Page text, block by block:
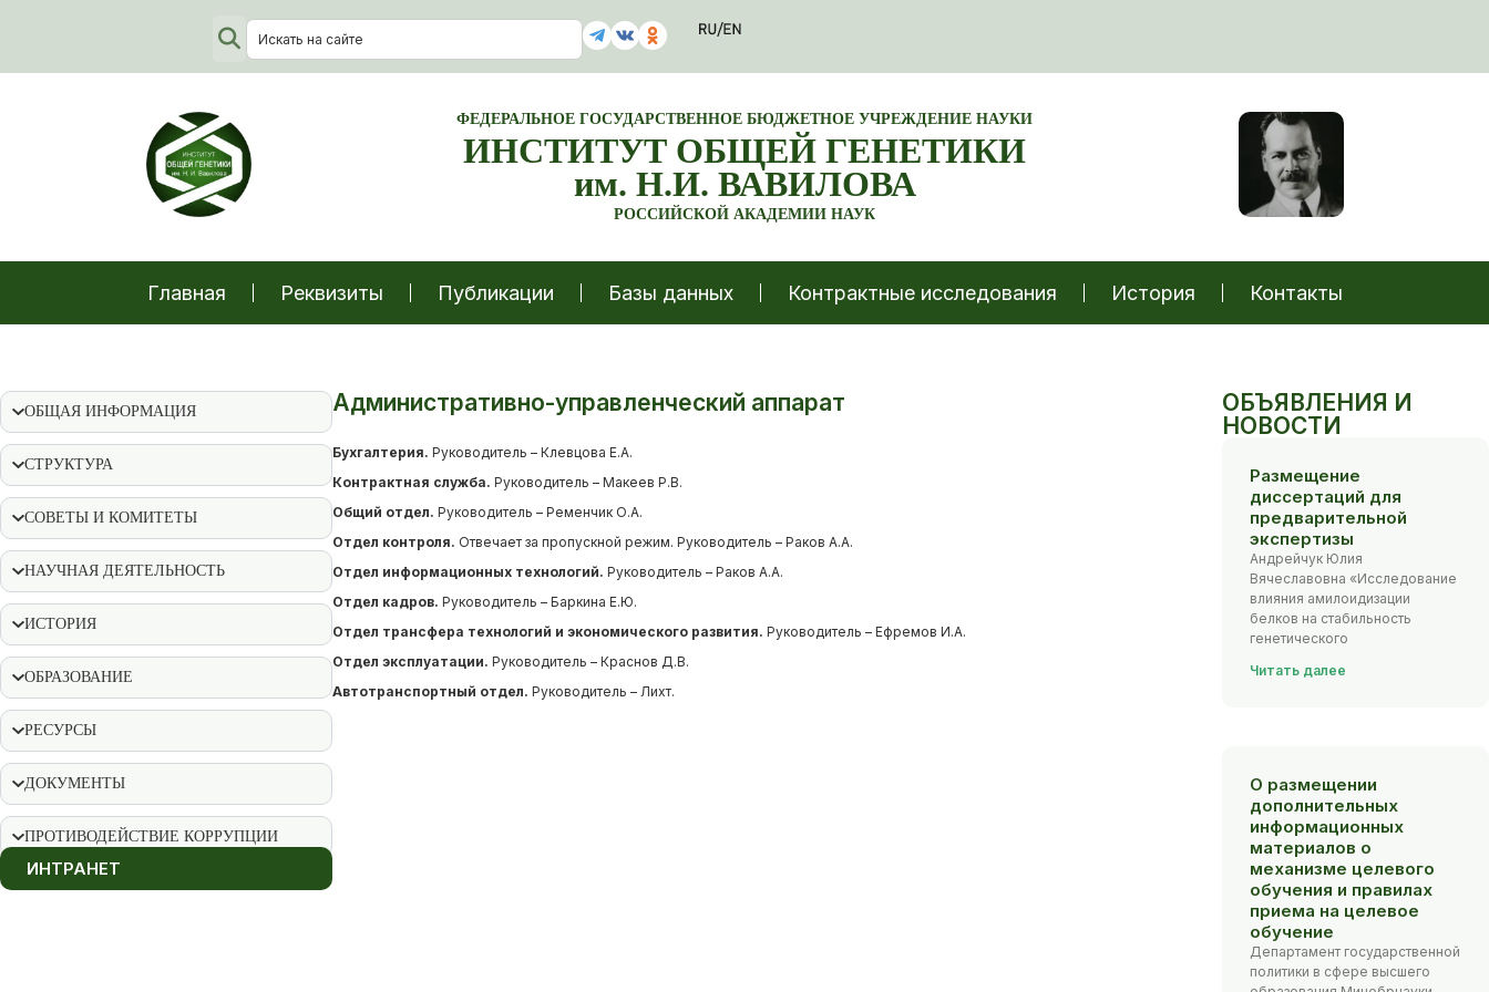
ФЕДЕРАЛЬНОЕ ГОСУДАРСТВЕННОЕ БЮДЖЕТНОЕ УЧРЕЖДЕНИЕ НАУКИ
ИНСТИТУТ ОБЩЕЙ ГЕНЕТИКИ
им. Н.И. ВАВИЛОВА
РОССИЙСКОЙ АКАДЕМИИ НАУК
Главная Реквизиты Публикации Базы данных Контрактные исследования История Контакты
ОБЩАЯ ИНФОРМАЦИЯ
СТРУКТУРА
СОВЕТЫ И КОМИТЕТЫ
НАУЧНАЯ ДЕЯТЕЛЬНОСТЬ
ИСТОРИЯ
ОБРАЗОВАНИЕ
РЕСУРСЫ
ДОКУМЕНТЫ
ПРОТИВОДЕЙСТВИЕ КОРРУПЦИИ
ИНТРАНЕТ
Административно-управленческий аппарат
Бухгалтерия. Руководитель – Клевцова Е.А.
Контрактная служба. Руководитель – Макеев Р.В.
Общий отдел. Руководитель – Ременчик О.А.
Отдел контроля. Отвечает за пропускной режим. Руководитель – Раков А.А.
Отдел информационных технологий. Руководитель – Раков А.А.
Отдел кадров. Руководитель – Баркина Е.Ю.
Отдел трансфера технологий и экономического развития. Руководитель – Ефремов И.А.
Отдел эксплуатации. Руководитель – Краснов Д.В.
Автотранспортный отдел. Руководитель – Лихт.
ОБЪЯВЛЕНИЯ И
НОВОСТИ
Размещение
диссертаций для
предварительной
экспертизы
Андрейчук Юлия
Вячеславовна «Исследование
влияния амилоидизации
белков на стабильность
генетического
Читать далее
О размещении
дополнительных
информационных
материалов о
механизме целевого
обучения и правилах
приема на целевое
обучение
Департамент государственной
политики в сфере высшего